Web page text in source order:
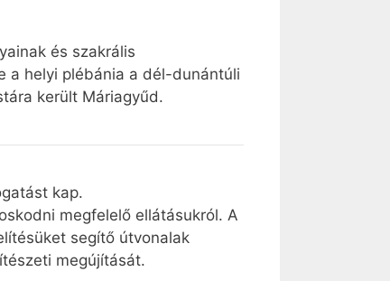
és szakrális
a helyi plébánia a dél-dunántúli
került Máriagyűd.
kap.
megfelelő ellátásukról. A
segítő útvonalak
megújítását.